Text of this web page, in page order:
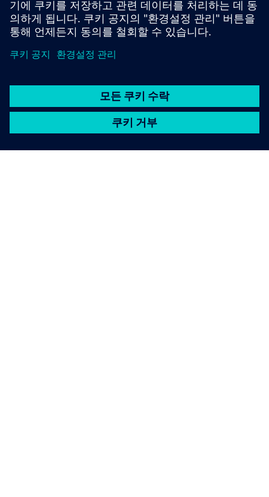
사이프로텍 7SK85 7SK85